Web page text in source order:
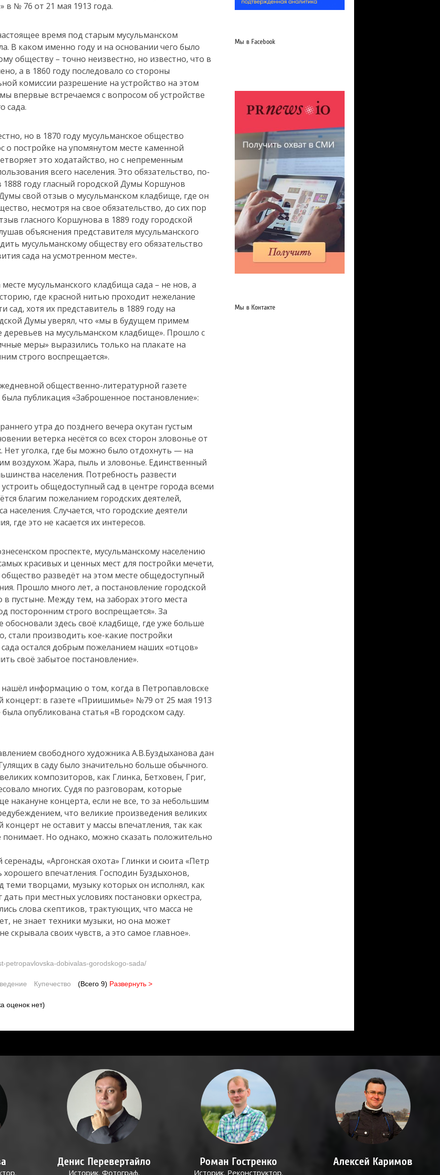
в № 76 от 21 мая 1913 года.
время под старым мусульманском
В каком именно году и на основании чего было
обществу – точно неизвестно, но известно, что в
а в 1860 году последовало со стороны
комиссии разрешение на устройство на этом
впервые встречаемся с вопросом об устройстве
сада.
но в 1870 году мусульманское общество
о постройке на упомянутом месте каменной
это ходатайство, но с непременным
всего населения. Это обязательство, по-
году гласный городской Думы Коршунов
свой отзыв о мусульманском кладбище, где он
несмотря на свое обязательство, до сих пор
гласного Коршунова в 1889 году городской
объяснения представителя мусульманского
мусульманскому обществу его обязательство
сада на усмотренном месте».
мусульманского кладбища сада – не нов, а
где красной нитью проходит нежелание
сад, хотя их представитель в 1889 году на
Думы уверял, что «мы в будущем примем
на мусульманском кладбище». Прошло с
меры» выразились только на плакате на
строго воспрещается».
общественно-литературной газете
публикация «Заброшенное постановление»:
утра до позднего вечера окутан густым
ветерка несётся со всех сторон зловонье от
Нет уголка, где бы можно было отдохнуть — на
воздухом. Жара, пыль и зловонье. Единственный
населения. Потребность развести
общедоступный сад в центре города всеми
благим пожеланием городских деятелей,
населения. Случается, что городские деятели
где это не касается их интересов.
проспекте, мусульманскому населению
красивых и ценных мест для постройки мечети,
общество разведёт на этом месте общедоступный
Прошло много лет, а постановление городской
пустыне. Между тем, на заборах этого места
посторонним строго воспрещается». За
здесь своё кладбище, где уже больше
стали производить кое-какие постройки
остался добрым пожеланием наших «отцов»
своё забытое постановление».
информацию о том, когда в Петропавловске
в газете «Приишимье» №79 от 25 мая 1913
опубликована статья «В городском саду.
свободного художника А.В.Буздыханова дан
в саду было значительно больше обычного.
композиторов, как Глинка, Бетховен, Григ,
многих. Судя по разговорам, которые
накануне концерта, если не все, то за небольшим
что великие произведения великих
не оставит у массы впечатления, так как
Но однако, можно сказать положительно
серенады, «Аргонская охота» Глинки и сюита «Петр
впечатления. Господин Буздыхонов,
теми творцами, музыку которых он исполнял, как
при местных условиях постановки оркестра,
слова скептиков, трактующих, что масса не
не знает техники музыки, но она может
скрывала своих чувств, а это самое главное».
petropavlovska-dobivalas-gorodskogo-sada/
Купечество (Всего 9) Развернуть >
оценок нет)
Мы в Facebook
Мы в Контакте
Денис Перевертайло
Историк. Фотограф.
Роман Гостренко
Историк. Реконструктор.
Алексей Каримов